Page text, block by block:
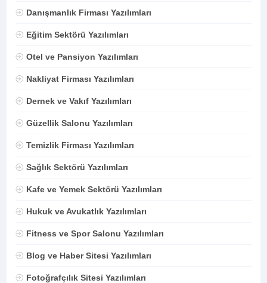
Danışmanlık Firması Yazılımları
Eğitim Sektörü Yazılımları
Otel ve Pansiyon Yazılımları
Nakliyat Firması Yazılımları
Dernek ve Vakıf Yazılımları
Güzellik Salonu Yazılımları
Temizlik Firması Yazılımları
Sağlık Sektörü Yazılımları
Kafe ve Yemek Sektörü Yazılımları
Hukuk ve Avukatlık Yazılımları
Fitness ve Spor Salonu Yazılımları
Blog ve Haber Sitesi Yazılımları
Fotoğrafçılık Sitesi Yazılımları